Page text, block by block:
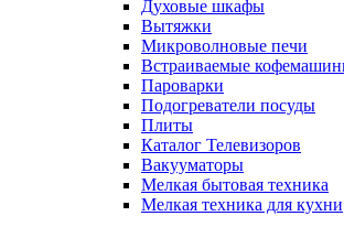
Духовые шкафы
Вытяжки
Микроволновые печи
Встраиваемые
Пароварки
Подогреватели посуды
Плиты
Каталог Телевизоров
Вакууматоры
Мелкая бытовая техника
Мелкая техника для кухни